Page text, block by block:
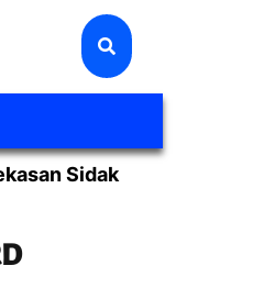
Sidak